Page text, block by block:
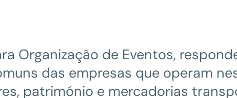
Organização de Eventos,
das empresas que operam
património e mercadorias